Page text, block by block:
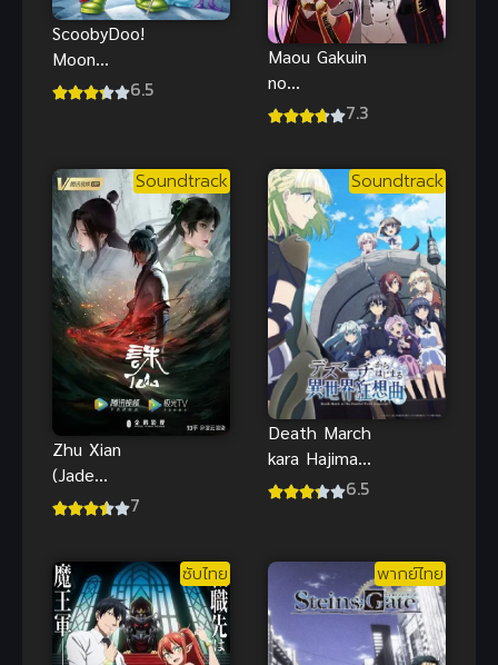
ScoobyDoo!
Moon
Monster
พากย์ไทย
6.5
Maou Gakuin
no
Futekigousha
จอมมาร
7.3
Soundtrack
Zhu Xian
(Jade
Dynasty) จู
ภาค 1
7
Soundtrack
Death March
kara Hajimaru
Isekai
โศกนาฏกรรม
ต่างโลกเริ่มต้น
จากเดธมาร์ช
6.5
ซับไทย พากย์ไทย